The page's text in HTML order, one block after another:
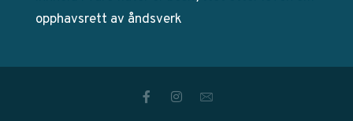
opphavsrett av åndsverk